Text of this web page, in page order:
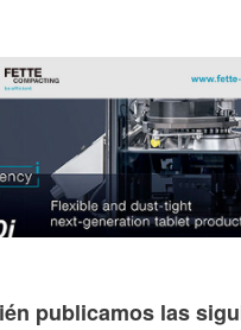
publicamos las